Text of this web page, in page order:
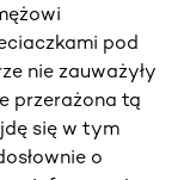
pod
nie zauważyły
przerażona tą
się w tym
o